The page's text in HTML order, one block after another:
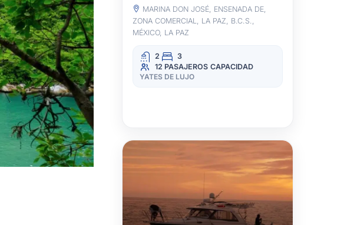
MARINA DON JOSÉ, ENSENADA DE,
ZONA COMERCIAL, LA PAZ, B.C.S.,
MÉXICO, LA PAZ
2
3
12 PASAJEROS CAPACIDAD
YATES DE LUJO